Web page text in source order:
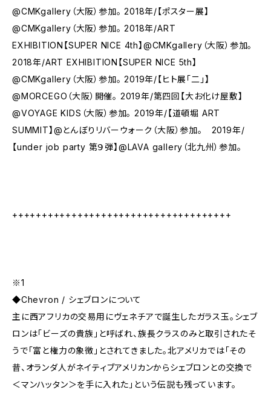
@CMKgallery（大阪）参加。 2018年/【ポスター展】
@CMKgallery（大阪）参加。 2018年/ART
EXHIBITION【SUPER NICE 4th】@CMKgallery（大阪）参加。
2018年/ART EXHIBITION【SUPER NICE 5th】
@CMKgallery（大阪）参加。 2019年/【ヒト展「二」】
@MORCEGO（大阪）開催。 2019年/第四回【大お化け屋敷】
@VOYAGE KIDS（大阪）参加。 2019年/【道頓堀 ART
SUMMIT】@とんぼりリバーウォーク（大阪）参加。 2019年/
【under job party 第９弾】@LAVA gallery（北九州）参加。
+++++++++++++++++++++++++++++++++++++
※1
◆Chevron / シェブロンについて
主に西アフリカの交易用にヴェネチアで誕生したガラス玉。シェブ
ロンは「ビーズの貴族」と呼ばれ、族長クラスのみと取引されたそ
うで「富と権力の象徴」とされてきました。北アメリカでは「その
昔、オランダ人がネイティブアメリカンからシェブロンとの交換で
＜マンハッタン＞を手に入れた」という伝説も残っています。